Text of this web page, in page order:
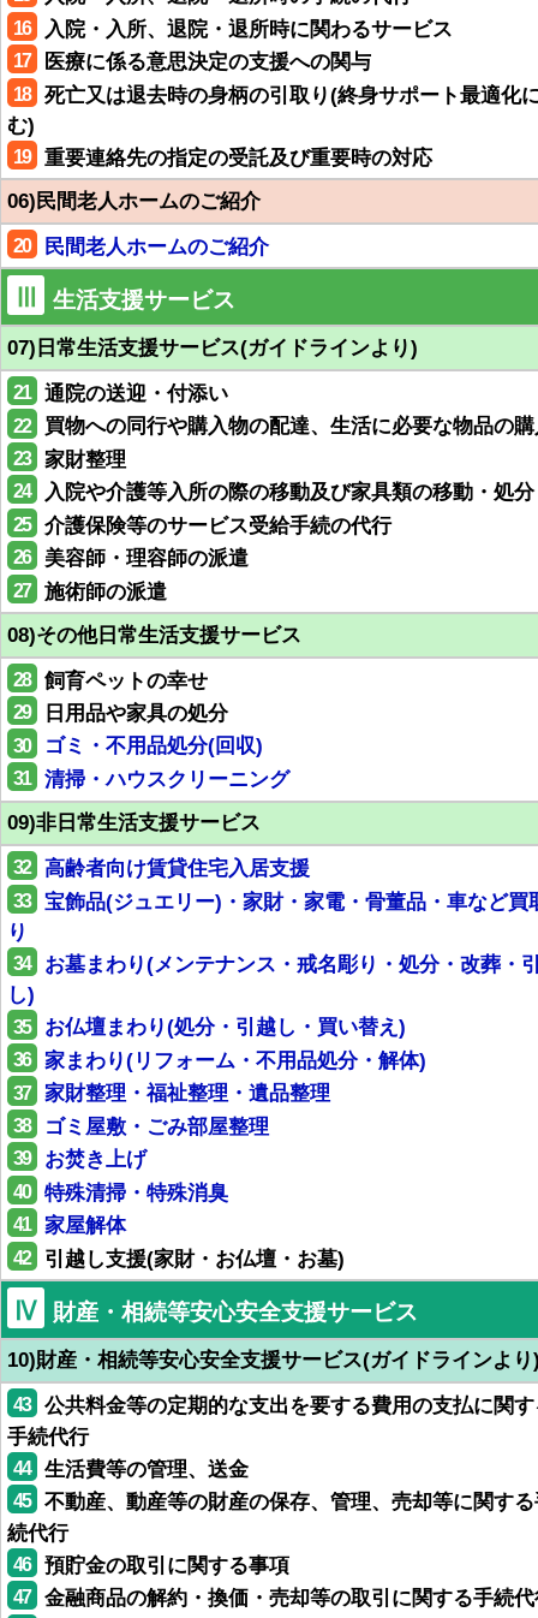
16 入院・入所、退院・退所時に関わるサービス
17 医療に係る意思決定の支援への関与
18
死亡又は退去時の身柄の引取り(終身サポート最適化
む)
19
重要連絡先の指定の受託及び重要時の対応
06)民間老人ホームのご紹介
20 民間老人ホームのご紹介
生活支援サービス
07)日常生活支援サービス(ガイドラインより)
21 通院の送迎・付添い
22 買物への同行や購入物の配達、生活に必要な物品の
23 家財整理
24 入院や介護等入所の際の移動及び家具類の移動・処分
25 介護保険等のサービス受給手続の代行
26 美容師・理容師の派遣
27
施術師の派遣
08)その他日常生活支援サービス
28 飼育ペットの幸せ
29 日用品や家具の処分
30 ゴミ・不用品処分(回収)
31
清掃・ハウスクリーニング
09)非日常生活支援サービス
32 高齢者向け賃貸住宅入居支援
33
宝飾品(ジュエリー)・家財・家電・骨董品・車など買
り
34
お墓まわり(メンテナンス・戒名彫り・処分・改葬・
し)
35 お仏壇まわり(処分・引越し・買い替え)
36 家まわり(リフォーム・不用品処分・解体)
37 家財整理・福祉整理・遺品整理
38 ゴミ屋敷・ごみ部屋整理
39 お焚き上げ
40 特殊清掃・特殊消臭
41 家屋解体
42 引越し支援(家財・お仏壇・お墓)
Ⅳ 財産・相続等安心安全支援サービス
10)財産・相続等安心安全支援サービス(ガイドラインより
43
公共料金等の定期的な支出を要する費用の支払に関
手続代行
44 生活費等の管理、送金
45
不動産、動産等の財産の保存、管理、売却等に関す
続代行
46 預貯金の取引に関する事項
47 金融商品の解約・換価・売却等の取引に関する手続